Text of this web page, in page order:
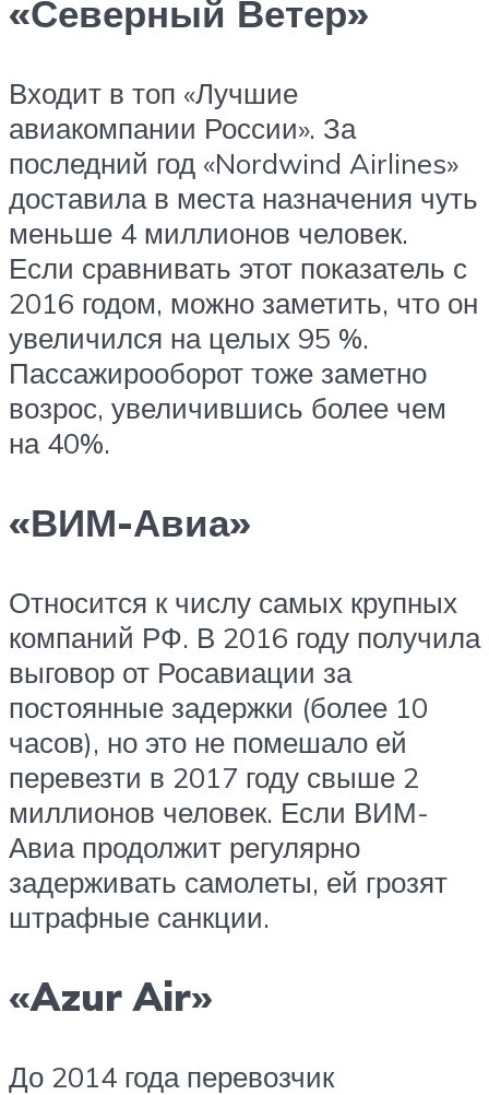
«Северный Ветер»
Входит в топ «Лучшие
авиакомпании России». За
последний год «Nordwind Airlines»
доставила в места назначения чуть
меньше 4 миллионов человек.
Если сравнивать этот показатель с
2016 годом, можно заметить, что он
увеличился на целых 95 %.
Пассажирооборот тоже заметно
возрос, увеличившись более чем
на 40%.
«ВИМ-Авиа»
Относится к числу самых крупных
компаний РФ. В 2016 году получила
выговор от Росавиации за
постоянные задержки (более 10
часов), но это не помешало ей
перевезти в 2017 году свыше 2
миллионов человек. Если ВИМ-
Авиа продолжит регулярно
задерживать самолеты, ей грозят
штрафные санкции.
«Azur Air»
До 2014 года перевозчик